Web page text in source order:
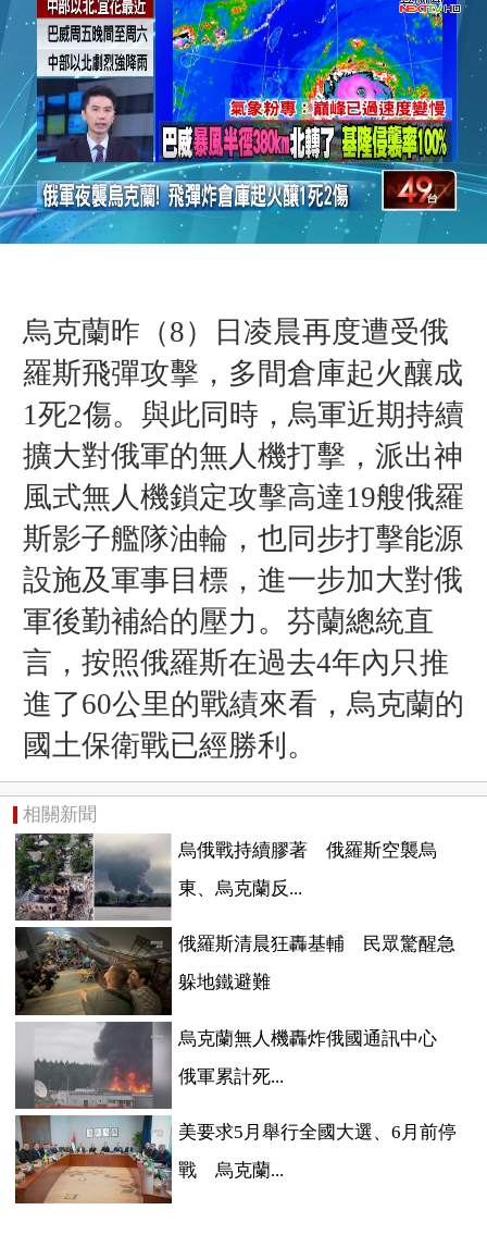
烏克蘭昨（8）
日凌晨再度遭受俄
羅斯飛彈攻擊，多間倉庫起火釀成
1死2傷。與此同時，烏軍近期持續
擴大對俄軍的無人機打擊， 派出神
風式無人機鎖定攻擊高達19艘俄羅
斯影子艦隊油輪，也同步打擊能源
設施及軍事目標，進一步加大對俄
軍後勤補給的壓力 。芬蘭總統直
言，按照俄羅斯在過去4年內只推
進了60公里的戰績來看，烏克蘭的
國土保衛戰已經勝利。
相關新聞
烏俄戰持續膠著 俄羅斯空襲烏
東、烏克蘭反...
俄羅斯清晨狂轟基輔 民眾驚醒急
躲地鐵避難
烏克蘭無人機轟炸俄國通訊中心
俄軍累計死...
美要求5月舉行全國大選、6月前停
戰 烏克蘭...